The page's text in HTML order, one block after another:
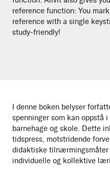
I denne boken belyser
spenninger som kan oppstå
barnehage og skole. Dette
tidspress, motstridende
didaktiske
individuelle og kollektive
reference function: You
reference with a single
study-friendly!